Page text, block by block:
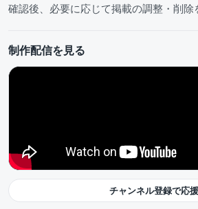
確認後、必要に応じて掲載の調整・削除
制作配信を見る
チャンネル登録で応援